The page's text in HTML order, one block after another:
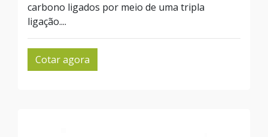
carbono ligados por meio de uma tripla
ligação....
Cotar agora